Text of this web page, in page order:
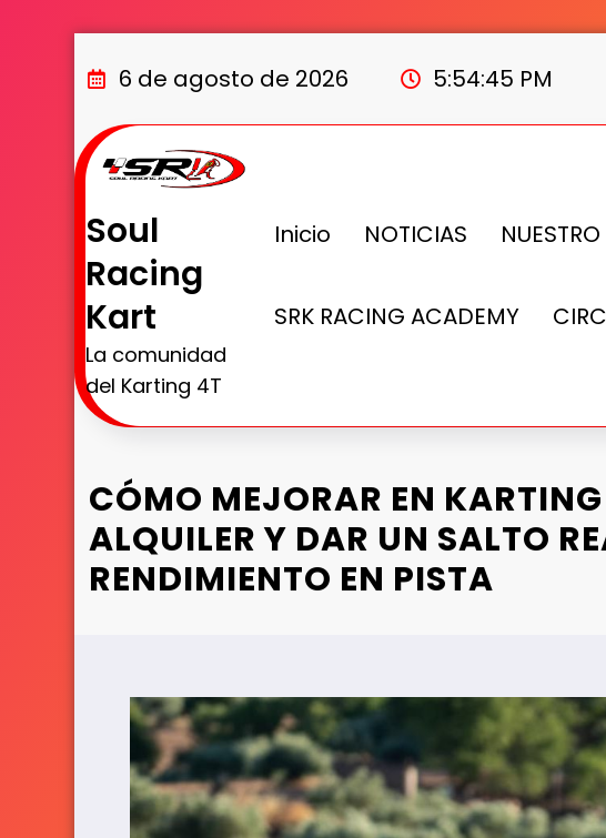
6 de agosto de 2026 5:54:46 PM
Soul
Racing
Kart
La comunidad
del Karting 4T
Inicio NOTICIAS
SRK RACING ACADEMY
CÓMO MEJORAR EN KARTING
ALQUILER Y DAR UN SALTO
RENDIMIENTO EN PISTA